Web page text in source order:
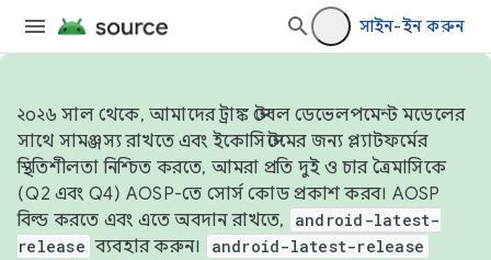
সাইন-ইন করুন
২০২৬ সাল থেকে, আমাদের ট্রাঙ্ক স্টেবল ডেভেলপমেন্ট মডেলের
সাথে সামঞ্জস্য রাখতে এবং ইকোসিস্টেমের জন্য প্ল্যাটফর্মের
স্থিতিশীলতা নিশ্চিত করতে, আমরা প্রতি দুই ও চার ত্রৈমাসিকে
(Q2 এবং Q4) AOSP-তে সোর্স কোড প্রকাশ করব। AOSP
বিল্ড করতে এবং এতে অবদান রাখতে,
android-latest-
release ব্যবহার করুন। android-latest-release